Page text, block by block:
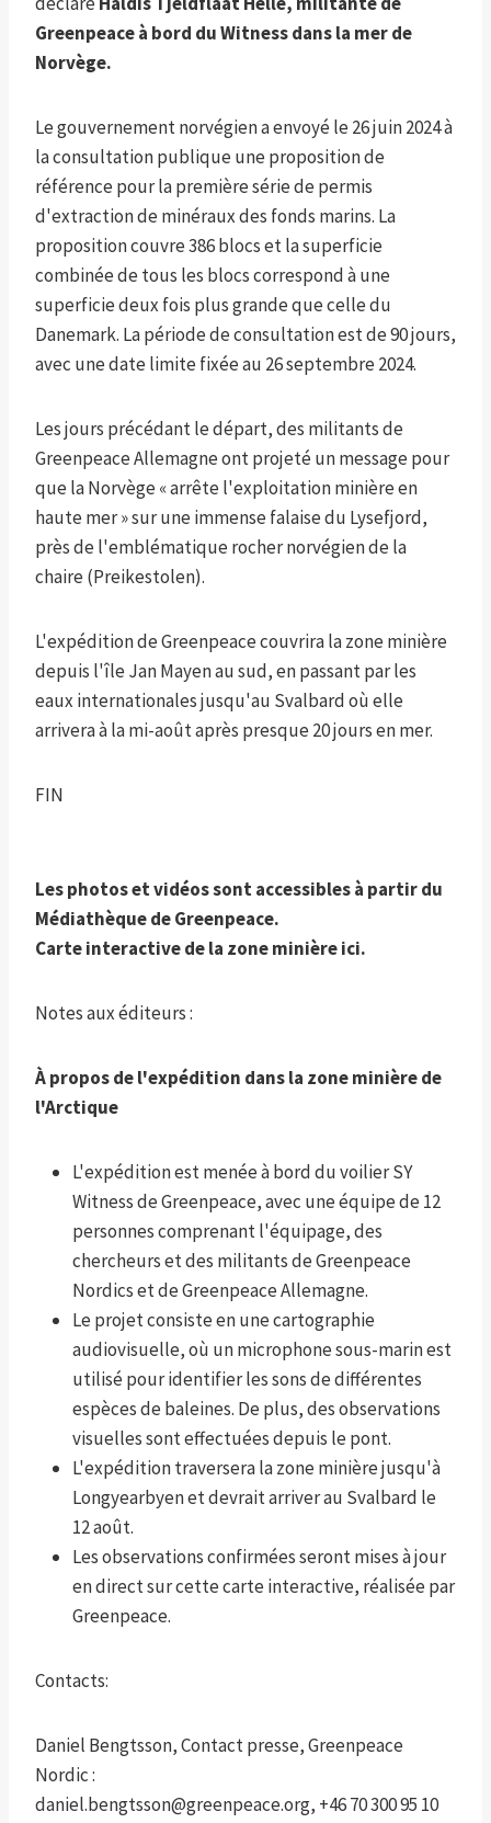
Greenpeace à bord du Witness dans la mer de
Norvège.
Le gouvernement norvégien a envoyé le 26 juin 2024 à
la consultation publique une proposition de
référence pour la première série de permis
d'extraction de minéraux des fonds marins. La
proposition couvre 386 blocs et la superficie
combinée de tous les blocs correspond à une
superficie deux fois plus grande que celle du
Danemark. La période de consultation est de 90 jours,
avec une date limite fixée au 26 septembre 2024.
Les jours précédant le départ, des militants de
Greenpeace Allemagne ont projeté un message pour
que la Norvège « arrête l'exploitation minière en
haute mer » sur une immense falaise du Lysefjord,
près de l'emblématique rocher norvégien de la
chaire (Preikestolen).
L'expédition de Greenpeace couvrira la zone minière
depuis l'île Jan Mayen au sud, en passant par les
eaux internationales jusqu'au Svalbard où elle
arrivera à la mi-août après presque 20 jours en mer.
FIN
Les photos et vidéos sont accessibles à partir du
Médiathèque de Greenpeace.
Carte interactive de la zone minièreici.
Notes aux éditeurs :
À propos de l'expédition dans la zone minière de
l'Arctique
L'expédition est menée à bord du voilier SY
Witness de Greenpeace, avec une équipe de 12
personnes comprenant l'équipage, des
chercheurs et des militants de Greenpeace
Nordics et de Greenpeace Allemagne.
Le projet consiste en une cartographie
audiovisuelle, où un microphone sous-marin est
utilisé pour identifier les sons de différentes
espèces de baleines. De plus, des observations
visuelles sont effectuées depuis le pont.
L'expédition traversera la zone minière jusqu'à
Longyearbyen et devrait arriver au Svalbard le
12 août.
Les observations confirmées seront mises à jour
en direct sur cette carte interactive, réalisée par
Greenpeace.
Contacts:
Daniel Bengtsson, Contact presse, Greenpeace
Nordic :
daniel.bengtsson@greenpeace.org, +46 70 300 95 10